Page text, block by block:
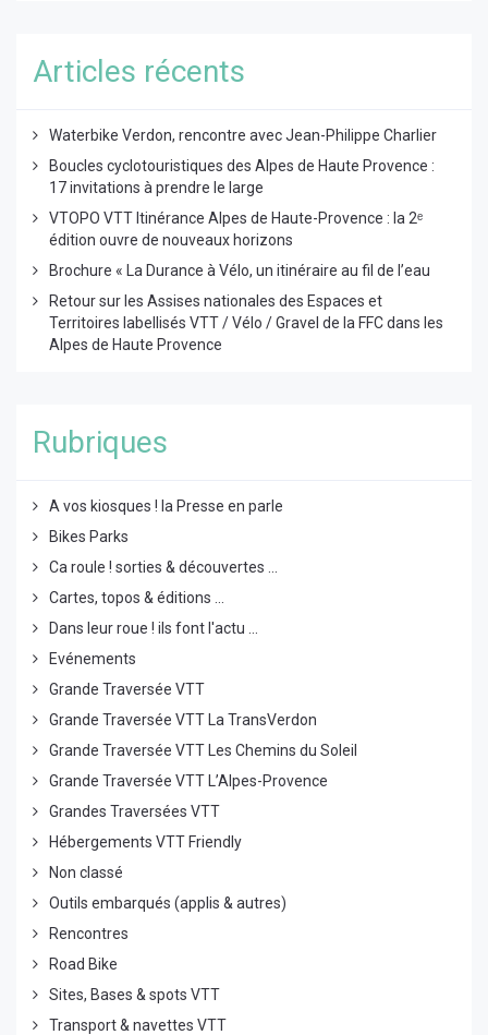
Articles récents
Waterbike Verdon, rencontre avec Jean-Philippe Charlier
Boucles cyclotouristiques des Alpes de Haute Provence :
17 invitations à prendre le large
VTOPO VTT Itinérance Alpes de Haute-Provence : la 2ᵉ
édition ouvre de nouveaux horizons
Brochure « La Durance à Vélo, un itinéraire au fil de l’eau
Retour sur les Assises nationales des Espaces et
Territoires labellisés VTT / Vélo / Gravel de la FFC dans les
Alpes de Haute Provence
Rubriques
A vos kiosques ! la Presse en parle
Bikes Parks
Ca roule ! sorties & découvertes ...
Cartes, topos & éditions ...
Dans leur roue ! ils font l'actu ...
Evénements
Grande Traversée VTT
Grande Traversée VTT La TransVerdon
Grande Traversée VTT Les Chemins du Soleil
Grande Traversée VTT L’Alpes-Provence
Grandes Traversées VTT
Hébergements VTT Friendly
Non classé
Outils embarqués (applis & autres)
Rencontres
Road Bike
Sites, Bases & spots VTT
Transport & navettes VTT